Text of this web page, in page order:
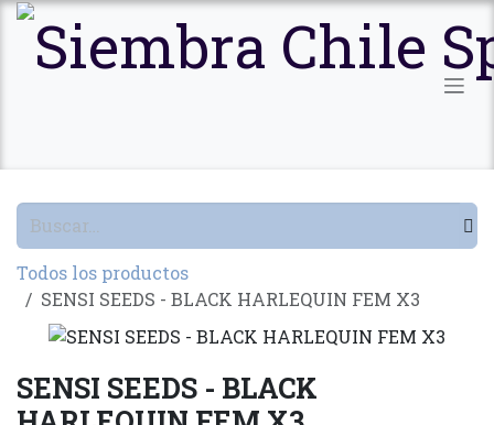
Ir al contenido
Todos los productos
SENSI SEEDS - BLACK HARLEQUIN FEM X3
SENSI SEEDS - BLACK